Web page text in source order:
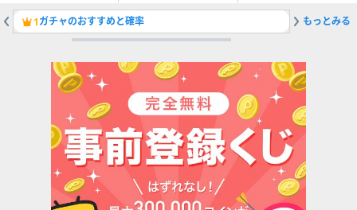
1ガチャのおすすめと確率 2最強キ
もっとみる